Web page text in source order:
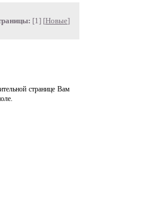
[1] [Новые]
странице Вам